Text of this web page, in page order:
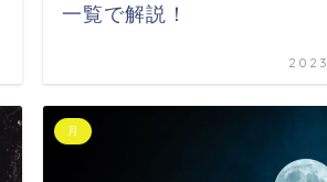
一覧で解説！
月